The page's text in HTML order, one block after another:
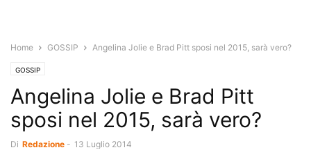
Home GOSSIP Angelina Jolie e Brad Pitt sposi nel 2015, sarà vero?
GOSSIP
Angelina Jolie e Brad Pitt
sposi nel 2015, sarà vero?
Di Redazione - 13 Luglio 2014